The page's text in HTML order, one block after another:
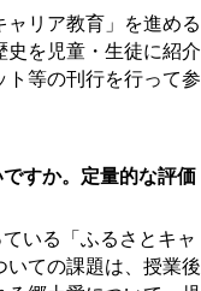
リア教育」を進める
史を児童・生徒に紹介
ト等の刊行を行って参
すか。定量的な評価
いる「ふるさとキャ
いての課題は、授業後